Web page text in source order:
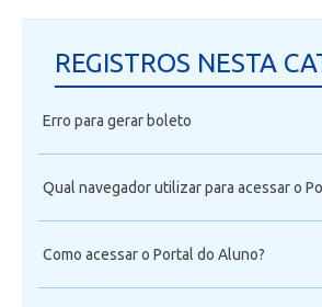
REGISTROS NESTA
Erro para gerar boleto
Qual navegador utilizar para acessar o
Como acessar o Portal do Aluno?